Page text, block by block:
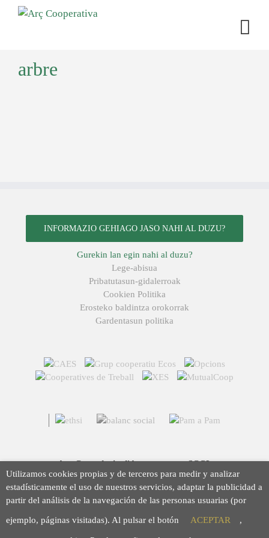
arbre
INFORMAZIO GEHIAGO JASO NAHI AL DUZU?
Gurekin lan egin nahi al duzu?
Lege-abisua
Pribatutasun-gidalerroak
Cookien Politika
Erosteko baldintza orokorrak
Gardentasun politika
Arç Corredoria d'Assegurances, SCCL
Casp 43, 08010 Barcelona
93 423 46 02
info@arc.coop
Utilizamos cookies propias y de terceros para medir y analizar
estadísticamente el uso de nuestros servicios, adaptar la publicidad a
partir del análisis de la navegación de las personas usuarias (por
ejemplo, páginas visitadas). Al pulsar el botón ACEPTAR ,